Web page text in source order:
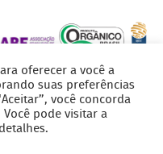
direitos reservados
oferecer a você a
suas preferências
você concorda
Você pode visitar a